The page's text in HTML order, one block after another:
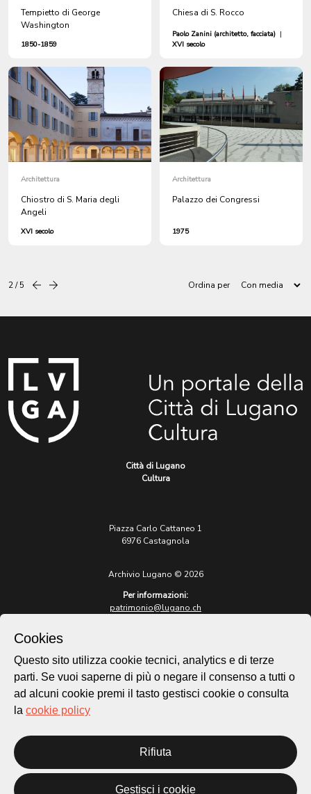
Tempietto di George
Washington
1850-1859
Chiesa di S. Rocco
Paolo Zanini (architetto, facciata) |
XVI secolo
Architettura
Chiostro di S. Maria degli
Angeli
XVI secolo
Architettura
Palazzo dei Congressi
1975
2 / 5 Precedentesuccessiva Ordina per
Città di Lugano
Cultura
Piazza Carlo Cattaneo 1
6976 Castagnola
Archivio Lugano © 2026
Per informazioni:
patrimonio@lugano.ch
lugano.ch
Cookie policy
Homepage
Temi
Mappa
Cookies
Questo sito utilizza cookie tecnici, analytics e di terze
parti. Se vuoi saperne di più o negare il consenso a tutti o
ad alcuni cookie premi il tasto gestisci cookie o consulta
la cookie policy
Rifiuta
Gestisci i cookie